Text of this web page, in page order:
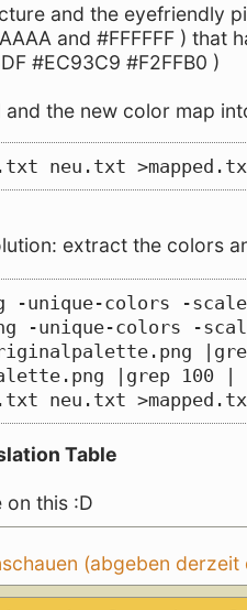
and the eyefriendly
and #FFFFFF ) that
#EC93C9 #F2FFB0 )
the new color map
neu.txt
extract the colors
-unique-colors -
-unique-colors -
|grep
neu.txt
Table
on this :D
(abgeben